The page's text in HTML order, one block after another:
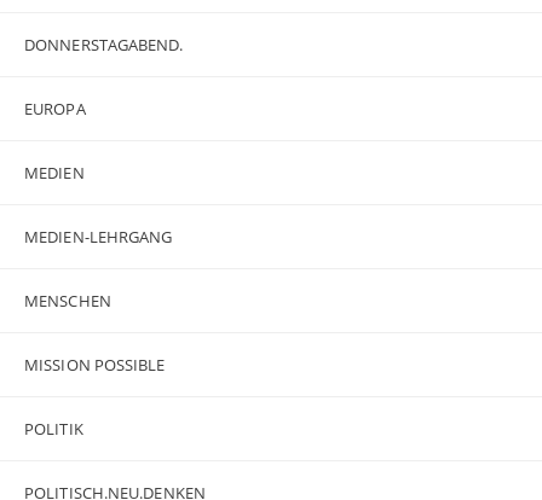
DONNERSTAGABEND.
EUROPA
MEDIEN
MEDIEN-LEHRGANG
MENSCHEN
MISSION POSSIBLE
POLITIK
POLITISCH.NEU.DENKEN